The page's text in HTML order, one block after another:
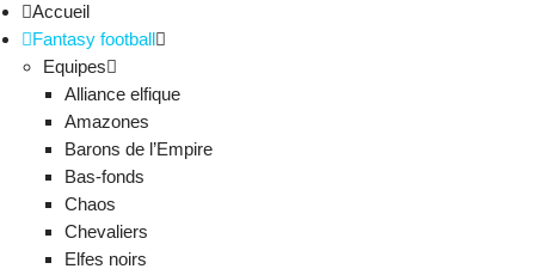
Accueil
Fantasy football
Equipes
Alliance elfique
Amazones
Barons de l’Empire
Bas-fonds
Chaos
Chevaliers
Elfes noirs